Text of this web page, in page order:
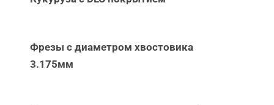
Фрезы с диаметром хвостовика
3.175мм